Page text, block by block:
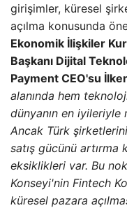
girişimler, küresel
açılma konusunda
Ekonomik İlişkiler
Başkanı Dijital
Payment CEO'su
alanında hem
dünyanın en
Ancak Türk
satış gücünü artırma
eksiklikleri var. Bu
Konseyi'nin Fintech
küresel pazara